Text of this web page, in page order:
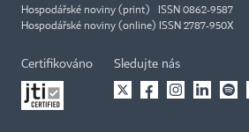
Hospodářské noviny (print) ISSN 0862-9587
Hospodářské noviny (online) ISSN 2787-950X
Certifikováno Sledujte nás